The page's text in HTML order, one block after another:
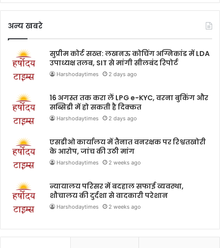
अन्य खबरे
सुप्रीम कोर्ट सख्त: लखनऊ कोचिंग अग्निकांड में LDA
उपाध्यक्ष तलब, SIT से मांगी सीलबंद रिपोर्ट
Harshodaytimes 2 days ago
16 अगस्त तक करा लें LPG e-KYC, वरना बुकिंग और
सब्सिडी में हो सकती है दिक्कत
Harshodaytimes 2 days ago
एसडीओ कार्यालय में तैनात वनरक्षक पर रिश्वतखोरी
के आरोप, जांच की उठी मांग
Harshodaytimes 2 weeks ago
न्यायालय परिसर में बदहाल सफाई व्यवस्था,
शौचालय की दुर्दशा से वादकारी परेशान
Harshodaytimes 2 weeks ago